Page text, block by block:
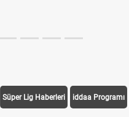
Süper Lig Haberleri iddaa Programı